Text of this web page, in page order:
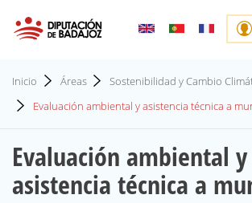
Inicio Áreas
Sostenibilidad y Cambio
Evaluación ambiental y asistencia técnica a
Evaluación ambiental y
asistencia técnica a